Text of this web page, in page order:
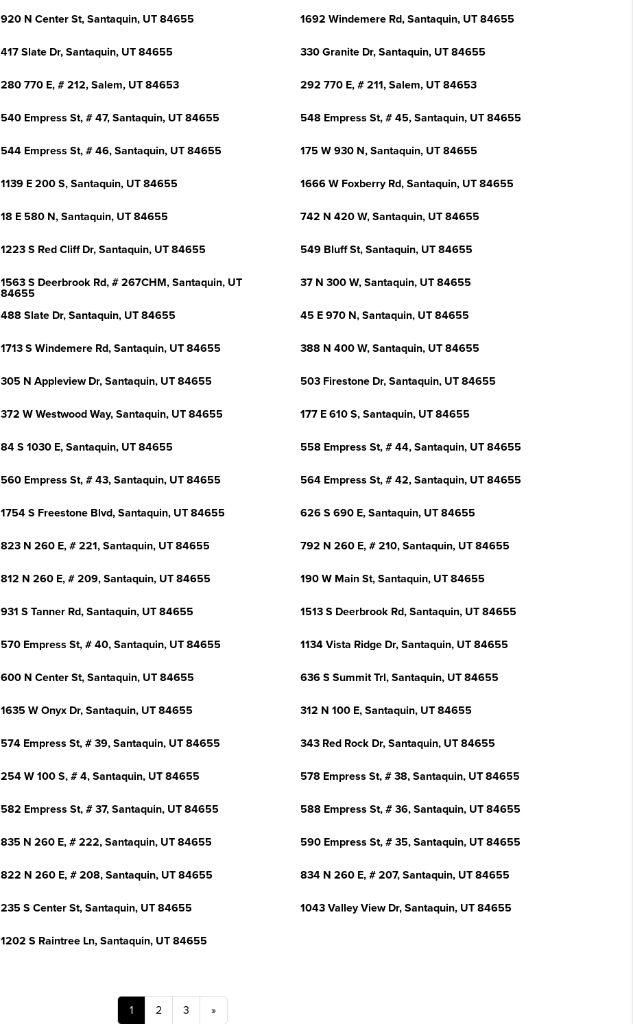
920 N Center St, Santaquin, UT 84655 1692 Windemere Rd, Santaquin, UT 84655
417 Slate Dr, Santaquin, UT 84655 330 Granite Dr, Santaquin, UT 84655
280 770 E, # 212, Salem, UT 84653 292 770 E, # 211, Salem, UT 84653
540 Empress St, # 47, Santaquin, UT 84655 548 Empress St, # 45, Santaquin, UT 84655
544 Empress St, # 46, Santaquin, UT 84655 175 W 930 N, Santaquin, UT 84655
1139 E 200 S, Santaquin, UT 84655 1666 W Foxberry Rd, Santaquin, UT 84655
18 E 580 N, Santaquin, UT 84655 742 N 420 W, Santaquin, UT 84655
1223 S Red Cliff Dr, Santaquin, UT 84655 549 Bluff St, Santaquin, UT 84655
1563 S Deerbrook Rd, # 267CHM, Santaquin, UT
84655
37 N 300 W, Santaquin, UT 84655
488 Slate Dr, Santaquin, UT 84655 45 E 970 N, Santaquin, UT 84655
1713 S Windemere Rd, Santaquin, UT 84655 388 N 400 W, Santaquin, UT 84655
305 N Appleview Dr, Santaquin, UT 84655 503 Firestone Dr, Santaquin, UT 84655
372 W Westwood Way, Santaquin, UT 84655 177 E 610 S, Santaquin, UT 84655
84 S 1030 E, Santaquin, UT 84655 558 Empress St, # 44, Santaquin, UT 84655
560 Empress St, # 43, Santaquin, UT 84655 564 Empress St, # 42, Santaquin, UT 84655
1754 S Freestone Blvd, Santaquin, UT 84655 626 S 690 E, Santaquin, UT 84655
823 N 260 E, # 221, Santaquin, UT 84655 792 N 260 E, # 210, Santaquin, UT 84655
812 N 260 E, # 209, Santaquin, UT 84655 190 W Main St, Santaquin, UT 84655
931 S Tanner Rd, Santaquin, UT 84655 1513 S Deerbrook Rd, Santaquin, UT 84655
570 Empress St, # 40, Santaquin, UT 84655 1134 Vista Ridge Dr, Santaquin, UT 84655
600 N Center St, Santaquin, UT 84655 636 S Summit Trl, Santaquin, UT 84655
1635 W Onyx Dr, Santaquin, UT 84655 312 N 100 E, Santaquin, UT 84655
574 Empress St, # 39, Santaquin, UT 84655 343 Red Rock Dr, Santaquin, UT 84655
254 W 100 S, # 4, Santaquin, UT 84655 578 Empress St, # 38, Santaquin, UT 84655
582 Empress St, # 37, Santaquin, UT 84655 588 Empress St, # 36, Santaquin, UT 84655
835 N 260 E, # 222, Santaquin, UT 84655 590 Empress St, # 35, Santaquin, UT 84655
822 N 260 E, # 208, Santaquin, UT 84655 834 N 260 E, # 207, Santaquin, UT 84655
235 S Center St, Santaquin, UT 84655 1043 Valley View Dr, Santaquin, UT 84655
1202 S Raintree Ln, Santaquin, UT 84655
1 2 3 »